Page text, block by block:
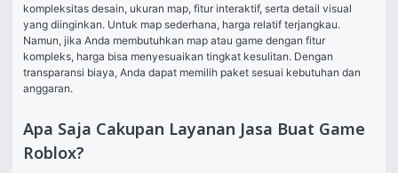
kompleksitas desain, ukuran map, fitur interaktif, serta detail visual
yang diinginkan. Untuk map sederhana, harga relatif terjangkau.
Namun, jika Anda membutuhkan map atau game dengan fitur
kompleks, harga bisa menyesuaikan tingkat kesulitan. Dengan
transparansi biaya, Anda dapat memilih paket sesuai kebutuhan dan
anggaran.
Apa Saja Cakupan Layanan Jasa Buat Game
Roblox?